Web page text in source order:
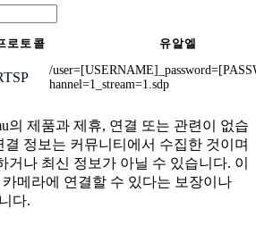
로토콜 유알엘
/
hannel=1_stream=1.sdp
의 제품과 제휴, 연결 또는 관련이 없습
정보는 커뮤니티에서 수집한 것이며
거나 최신 정보가 아닐 수 있습니다. 이
메라에 연결할 수 있다는 보장이나
다.